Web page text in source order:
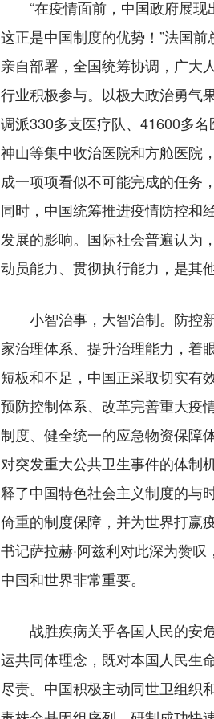
“在疫情面前，中国政府展现
这正是中国制度的优势！”法国
亲自部署，全国统筹协调，广大
行业积极参与。以极大政治勇气
调派330多支医疗队、41600多
神山等集中收治医院和方舱医
成一项项看似不可能完成的任务
同时，中国统筹推进疫情防控和
发展的影响。国际社会普遍认为
动员能力、贯彻执行能力，是其
小智治事，大智治制。防控
家治理体系、提升治理能力，着
短板和不足，中国正采取切实有
预防控制体系、改革完善重大疫
制度、健全统一的应急物资保障
对突发重大公共卫生事件的体制
释了中国特色社会主义制度的与
倚重的制度保障，并为世界打赢
书记萨拉赫·阿兹利对此深为赞
中国和世界非常重要。
战胜疾病关乎各国人民的安
运共同体理念，既对本国人民生
尽责。中国积极主动同世卫组织